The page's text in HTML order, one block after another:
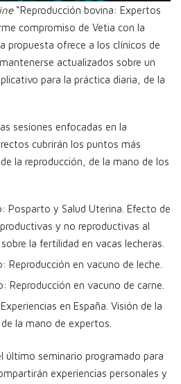
“Reproducción bovina: Expertos
compromiso de Vetia con la
propuesta ofrece a los clínicos de
actualizados sobre un
para la práctica diaria, de la
sesiones enfocadas en la
cubrirán los puntos más
la reproducción, de la mano de los
Posparto y Salud Uterina. Efecto de
y no reproductivas al
la fertilidad en vacas lecheras.
Reproducción en vacuno de leche.
Reproducción en vacuno de carne.
en España. Visión de la
la mano de expertos.
último seminario programado para
experiencias personales y